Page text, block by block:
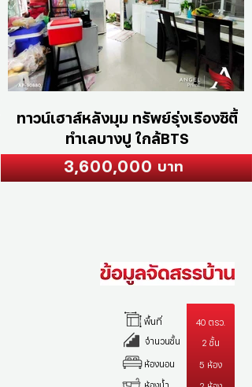
พื้นที่
จำนวนชั้น
ห้องนอน
40 ตรว.
2 ชั้น
5 ห้อง
ทาวน์เฮาส์หลังมุม ทรัพย์รุ่งเรืองซิตี้
ทำเลบางปู ใกล้BTS
3,600,000 บาท